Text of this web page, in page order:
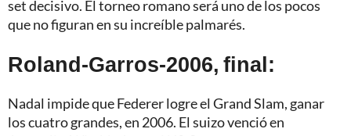
set decisivo. El torneo romano será uno de los pocos
que no figuran en su increíble palmarés.
Roland-Garros-2006, final:
Nadal impide que Federer logre el Grand Slam, ganar
los cuatro grandes, en 2006. El suizo venció en